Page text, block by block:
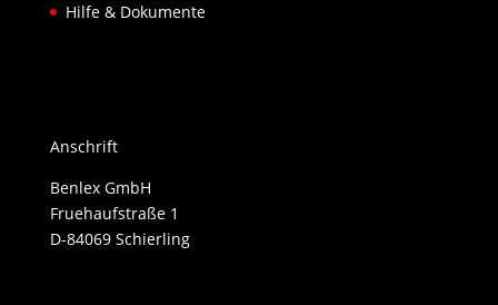
Hilfe & Dokumente
Anschrift
Benlex GmbH
Fruehaufstraße 1
D-84069 Schierling